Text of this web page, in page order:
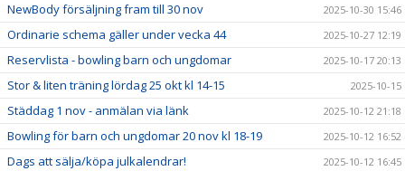
NewBody försäljning fram till 30 nov 2025-10-30 15:46
Ordinarie schema gäller under vecka 44 2025-10-27 12:19
Reservlista - bowling barn och ungdomar 2025-10-17 20:13
Stor & liten träning lördag 25 okt kl 14-15 2025-10-15
Städdag 1 nov - anmälan via länk 2025-10-12 21:18
Bowling för barn och ungdomar 20 nov kl 18-19 2025-10-12 16:52
Dags att sälja/köpa julkalendrar! 2025-10-12 16:45